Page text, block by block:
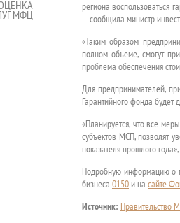
МФЦ
региона воспользоваться
— сообщила министр
«Таким образом
полном объеме, смогут
проблема обеспечения
Для предпринимателей,
Гарантийного фонда
«Планируется, что все
субъектов МСП, позволят
показателя прошлого
Подробную информацию о
бизнеса 0150 и на сайте
Источник: Правительство